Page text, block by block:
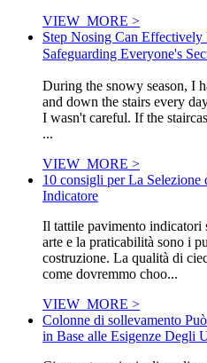
VIEW_MORE >
Step Nosing Can Effectively
Safeguarding Everyone's
During the snowy season, I
and down the stairs every
I wasn't careful. If the
...
VIEW_MORE >
10 consigli per La
Indicatore
Il tattile pavimento indicatori
arte e la praticabilità sono i
costruzione. La qualità di
come dovremmo choo...
VIEW_MORE >
Colonne di sollevamento
in Base alle Esigenze Degli